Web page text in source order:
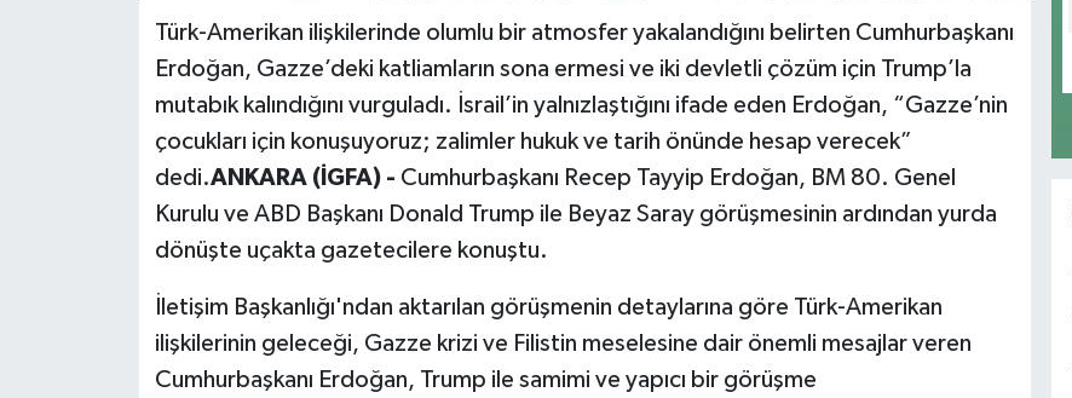
Türk-Amerikan ilişkilerinde olumlu bir atmosfer yakalandığını belirten Cumhurbaşkanı
Erdoğan, Gazze’deki katliamların sona ermesi ve iki devletli çözüm için Trump’la
mutabık kalındığını vurguladı. İsrail’in yalnızlaştığını ifade eden Erdoğan, “Gazze’nin
çocukları için konuşuyoruz; zalimler hukuk ve tarih önünde hesap verecek”
dedi.ANKARA (İGFA) - Cumhurbaşkanı Recep Tayyip Erdoğan, BM 80. Genel
Kurulu ve ABD Başkanı Donald Trump ile Beyaz Saray görüşmesinin ardından yurda
dönüşte uçakta gazetecilere konuştu.
İletişim Başkanlığı'ndan aktarılan görüşmenin detaylarına göre Türk-Amerikan
ilişkilerinin geleceği, Gazze krizi ve Filistin meselesine dair önemli mesajlar veren
Cumhurbaşkanı Erdoğan, Trump ile samimi ve yapıcı bir görüşme